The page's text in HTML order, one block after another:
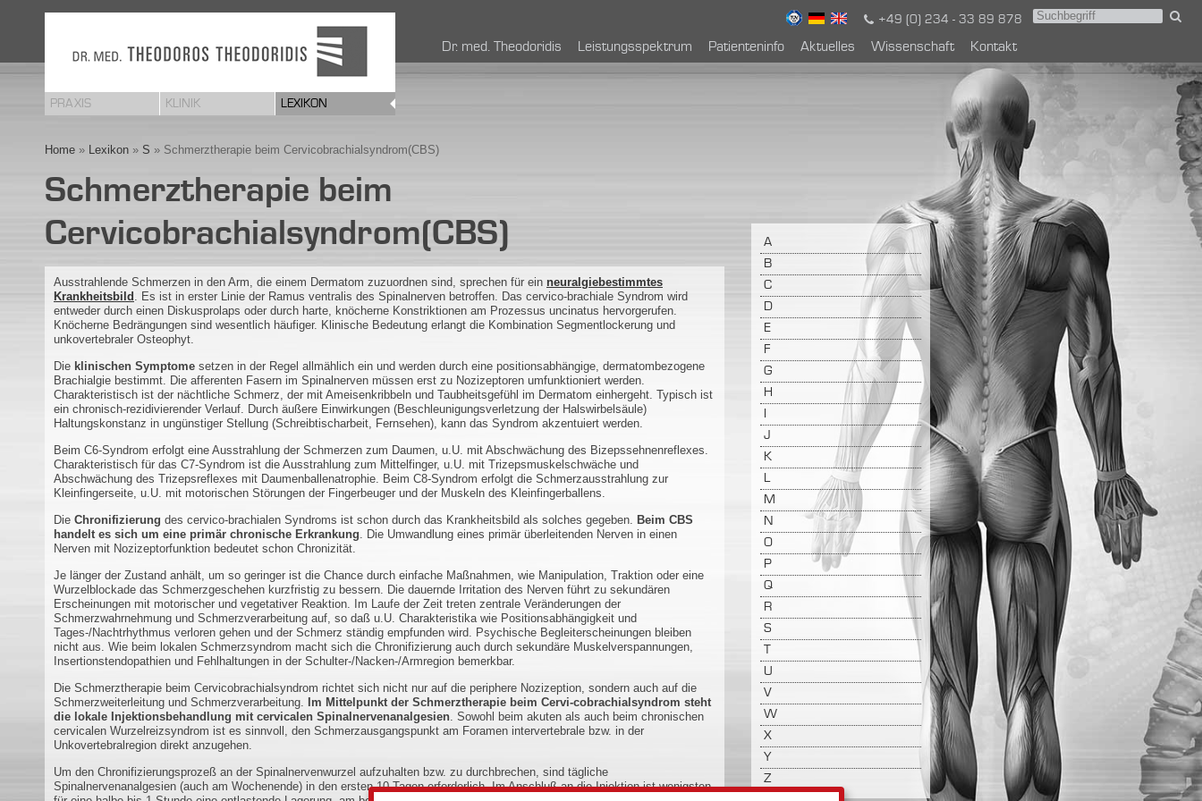
+49 (0) 234 - 33 89 878
PRAXIS KLINIK LEXIKON
Dr. med. Theodoridis Leistungsspektrum Patienteninfo Aktuelles Wissenschaft Kontakt
Home » Lexikon » S » Schmerztherapie beim Cervicobrachialsyndrom(CBS)
Schmerztherapie beim
Cervicobrachialsyndrom(CBS)
Ausstrahlende Schmerzen in den Arm, die einem Dermatom zuzuordnen sind, sprechen für ein neuralgiebestimmtes
Krankheitsbild . Es ist in erster Linie der Ramus ventralis des Spinalnerven betroffen. Das cervico-brachiale Syndrom wird
entweder durch einen Diskusprolaps oder durch harte, knöcherne Konstriktionen am Prozessus uncinatus hervorgerufen.
Knöcherne Bedrängungen sind wesentlich häufiger. Klinische Bedeutung erlangt die Kombination Segmentlockerung und
unkovertebraler Osteophyt.
Die klinischen Symptome setzen in der Regel allmählich ein und werden durch eine positionsabhängige, dermatombezogene
Brachialgie bestimmt. Die afferenten Fasern im Spinalnerven müssen erst zu Nozizeptoren umfunktioniert werden.
Charakteristisch ist der nächtliche Schmerz, der mit Ameisenkribbeln und Taubheitsgefühl im Dermatom einhergeht. Typisch ist
ein chronisch-rezidivierender Verlauf. Durch äußere Einwirkungen (Beschleunigungsverletzung der Halswirbelsäule)
Haltungskonstanz in ungünstiger Stellung (Schreibtischarbeit, Fernsehen), kann das Syndrom akzentuiert werden.
Beim C6-Syndrom erfolgt eine Ausstrahlung der Schmerzen zum Daumen, u.U. mit Abschwächung des Bizepssehnenreflexes.
Charakteristisch für das C7-Syndrom ist die Ausstrahlung zum Mittelfinger, u.U. mit Trizepsmuskelschwäche und
Abschwächung des Trizepsreflexes mit Daumenballenatrophie. Beim C8-Syndrom erfolgt die Schmerzausstrahlung zur
Kleinfingerseite, u.U. mit motorischen Störungen der Fingerbeuger und der Muskeln des Kleinfingerballens.
Die Chronifizierung des cervico-brachialen Syndroms ist schon durch das Krankheitsbild als solches gegeben. Beim CBS
handelt es sich um eine primär chronische Erkrankung. Die Umwandlung eines primär überleitenden Nerven in einen
Nerven mit Nozizeptorfunktion bedeutet schon Chronizität.
Je länger der Zustand anhält, um so geringer ist die Chance durch einfache Maßnahmen, wie Manipulation, Traktion oder eine
Wurzelblockade das Schmerzgeschehen kurzfristig zu bessern. Die dauernde Irritation des Nerven führt zu sekundären
Erscheinungen mit motorischer und vegetativer Reaktion. Im Laufe der Zeit treten zentrale Veränderungen der
Schmerzwahrnehmung und Schmerzverarbeitung auf, so daß u.U. Charakteristika wie Positionsabhängigkeit und
Tages-/Nachtrhythmus verloren gehen und der Schmerz ständig empfunden wird. Psychische Begleiterscheinungen bleiben
nicht aus. Wie beim lokalen Schmerzsyndrom macht sich die Chronifizierung auch durch sekundäre Muskelverspannungen,
Insertionstendopathien und Fehlhaltungen in der Schulter-/Nacken-/Armregion bemerkbar.
Die Schmerztherapie beim Cervicobrachialsyndrom richtet sich nicht nur auf die periphere Nozizeption, sondern auch auf die
Schmerzweiterleitung und Schmerzverarbeitung.
Im Mittelpunkt der Schmerztherapie beim Cervi-cobrachialsyndrom steht
die lokale Injektionsbehandlung mit cervicalen Spinalnervenanalgesien. Sowohl beim akuten als auch beim chronischen
cervicalen Wurzelreizsyndrom ist es sinnvoll, den Schmerzausgangspunkt am Foramen intervertebrale bzw. in der
Unkovertebralregion direkt anzugehen.
Um den Chronifizierungsprozeß an der Spinalnervenwurzel aufzuhalten bzw. zu durchbrechen, sind tägliche
Spinalnervenanalgesien (auch am Wochenende) in den ersten 10 Tagen erforderlich. Im Anschluß an die Injektion ist wenigsten
A
B
C
D
E
F
G
H
I
J
K
L
M
N
O
P
Q
R
S
T
U
V
W
X
Y
Z